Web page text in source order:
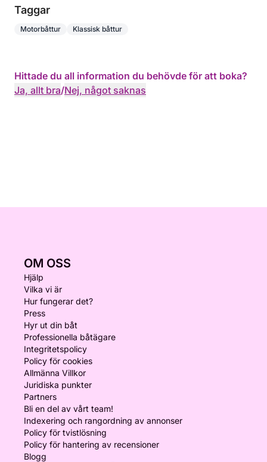
Taggar
Motorbåttur Klassisk båttur
Hittade du all information du behövde för att boka?
Ja, allt bra/Nej, något saknas
OM OSS
Hjälp
Vilka vi är
Hur fungerar det?
Press
Hyr ut din båt
Professionella båtägare
Integritetspolicy
Policy för cookies
Allmänna Villkor
Juridiska punkter
Partners
Bli en del av vårt team!
Indexering och rangordning av annonser
Policy för tvistlösning
Policy för hantering av recensioner
Blogg